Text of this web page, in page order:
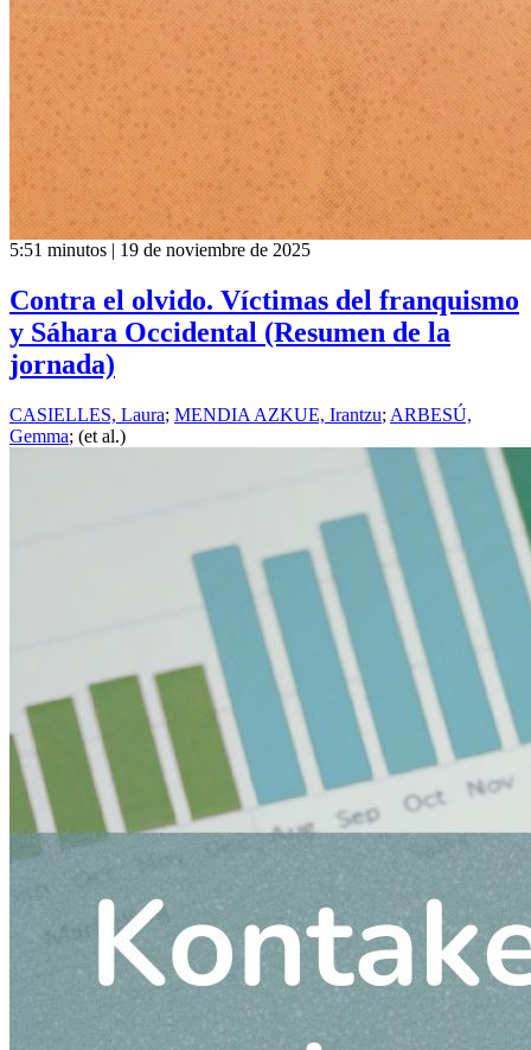
5:51 minutos | 19 de noviembre de 2025
Contra el olvido. Víctimas del franquismo
y Sáhara Occidental (Resumen de la
jornada)
CASIELLES, Laura; MENDIA AZKUE, Irantzu; ARBESÚ,
Gemma; (et al.)